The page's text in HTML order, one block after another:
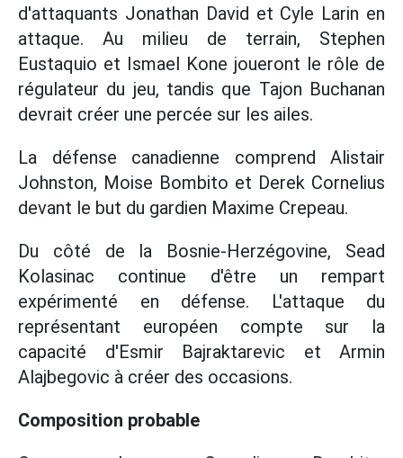
d'attaquants Jonathan David et Cyle Larin en
attaque. Au milieu de terrain, Stephen
Eustaquio et Ismael Kone joueront le rôle de
régulateur du jeu, tandis que Tajon Buchanan
devrait créer une percée sur les ailes.
La défense canadienne comprend Alistair
Johnston, Moise Bombito et Derek Cornelius
devant le but du gardien Maxime Crepeau.
Du côté de la Bosnie-Herzégovine, Sead
Kolasinac continue d'être un rempart
expérimenté en défense. L'attaque du
représentant européen compte sur la
capacité d'Esmir Bajraktarevic et Armin
Alajbegovic à créer des occasions.
Composition probable